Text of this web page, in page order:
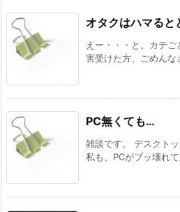
オタクはハマると
えー・・・と。カテ
害受けた方、ごめん
PC無くても…
雑談です。 デスクト
私も、PCがブッ壊れ